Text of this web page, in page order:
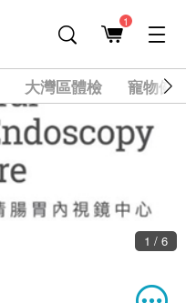
1
大灣區體檢 寵物健
1 / 6